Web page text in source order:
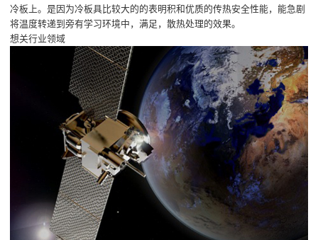
冷板上。是因为冷板具比较大的的表明积和优质的传热安全性能，能急剧
将温度转递到旁有学习环境中，满足，散热处理的效果。
想关行业领域